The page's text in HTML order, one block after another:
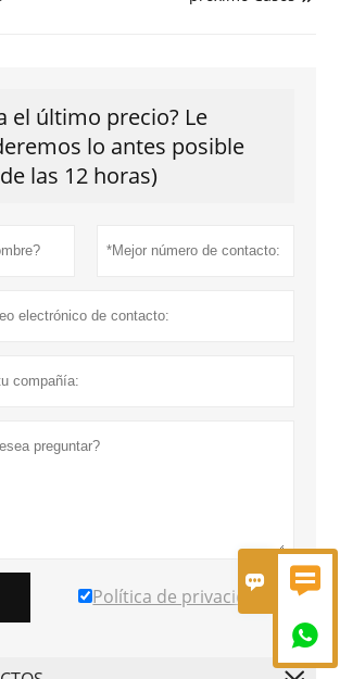
 

el último precio? Le
lo antes posible
las 12 horas)
Política de privacidad